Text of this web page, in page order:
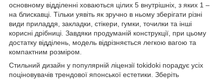
основному відділенні ховаються цілих 5 внутрішніх, з яких 1 –
на блискавці. Тільки уявіть як зручно в ньому зберігати різні
види приладдя, закладки, стікери, гумки, точилки та інші
корисні дрібниці. Завдяки продуманій конструкції, при цьому
достатку відділень, модель відрізняється легкою вагою та
компактним розміром.
Стильний дизайн у популярній ліцензії tokidoki порадує усіх
поціновувачів трендової японської естетики. Зберіть